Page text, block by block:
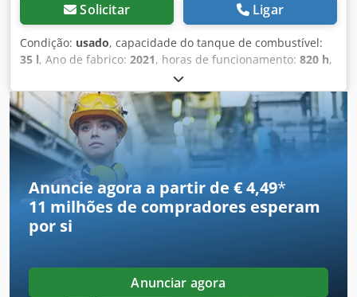
Solicitar Ligar
Condição: usado, capacidade do tanque de combustível:
35 l, Ano de fabrico: 2021, horas de funcionamento: 820 h,
Peso em vazio: 2.700 kg Dimensões (C x L x A): 253 x 127 x
257 cm Dwedsy Iz A Aspfx Anfea
Anuncie agora a partir de € 4,49*
11 milhões de compradores esperam
por si
Anunciar agora